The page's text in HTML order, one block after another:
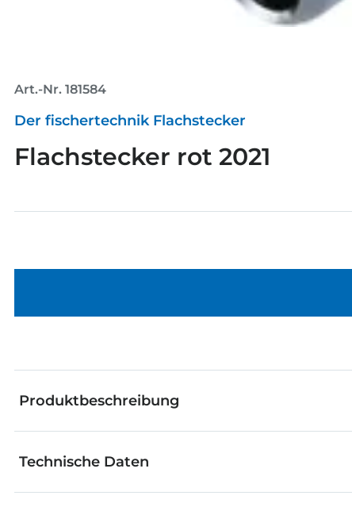
Art.-Nr. 181584
Der fischertechnik Flachstecker
Flachstecker rot 2021
Produktbeschreibung
Technische Daten